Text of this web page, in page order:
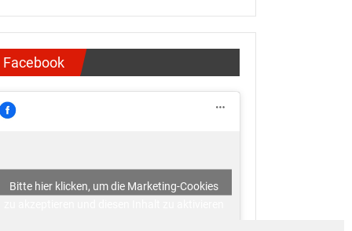
Facebook
Bitte hier klicken, um die Marketing-Cookies